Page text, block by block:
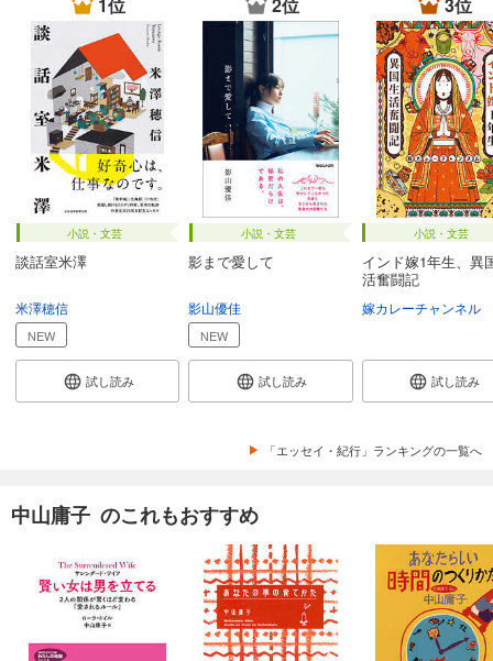
1位
小説・文芸
談話室米澤
米澤穂信
NEW
試し読み
2位
小説・文芸
影まで愛して
影山優佳
NEW
試し読み
3位
小説・文芸
インド嫁1年生、異
活奮闘記
嫁カレーチャンネル
試し読み
「エッセイ・紀行」ランキングの一覧へ
中山庸子 のこれもおすすめ